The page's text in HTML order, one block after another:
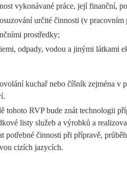
vykonávané práce, její finanční,
určité činnosti (v
prostředky;
odpady, vodou a jinými látkami
kuchař nebo číšník zejména v
tohoto RVP bude znát technologii
listy služeb a výrobků a
potřebné činnosti při přípravě,
cizích jazycích.